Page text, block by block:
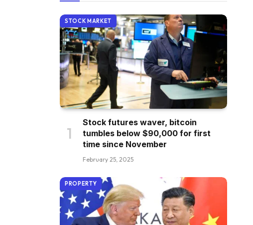
STOCK MARKET
Stock futures waver, bitcoin
tumbles below $90,000 for first
time since November
February 25, 2025
PROPERTY